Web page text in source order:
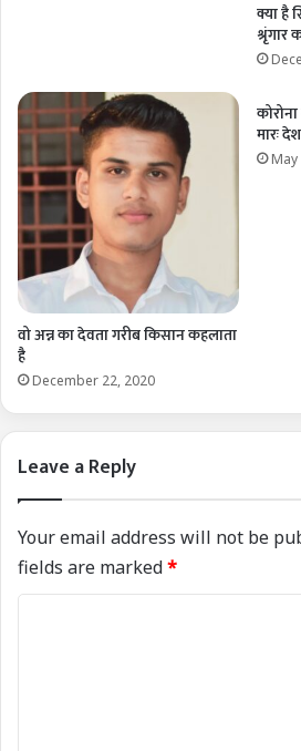
क्या है
श्रृंगार
वो अन्न का देवता गरीब किसान कहलाता
है
December 22, 2020
मारः
May
Leave a Reply
Your email address will not be
fields are marked*